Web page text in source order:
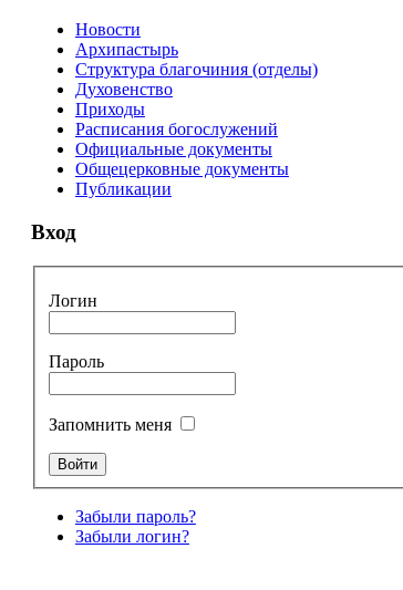
Новости
Архипастырь
Структура благочиния (отделы)
Духовенство
Приходы
Расписания богослужений
Официальные документы
Общецерковные документы
Публикации
Вход
Логин
Пароль
Запомнить меня
Забыли пароль?
Забыли логин?